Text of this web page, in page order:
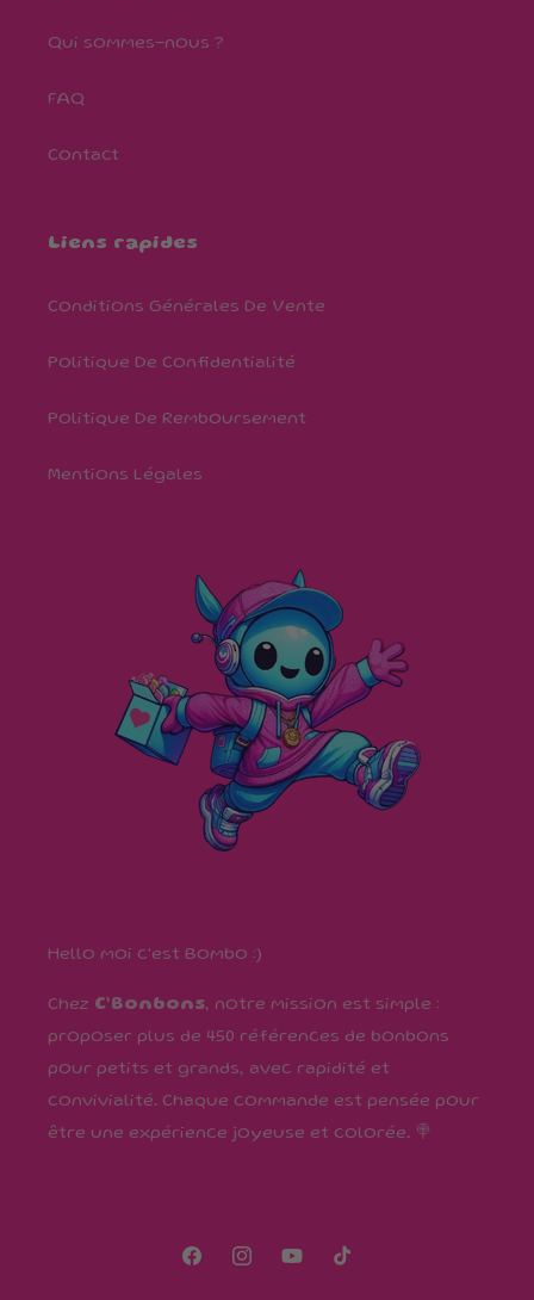
Qui sommes-nous ?
FAQ
Contact
Liens rapides
Conditions Générales De Vente
Politique De Confidentialité
Politique De Remboursement
Mentions Légales
Hello moi c'est Bombo :)
Chez C’Bonbons, notre mission est simple :
proposer plus de 450 références de bonbons
pour petits et grands, avec rapidité et
convivialité. Chaque commande est pensée pour
être une expérience joyeuse et colorée. 🍭
FacebookInstagramYouTubeTikTok